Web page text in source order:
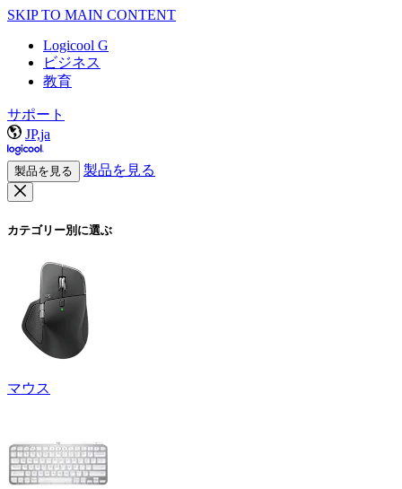
SKIP TO MAIN CONTENT
Logicool G
ビジネス
教育
サポート
JP,ja
製品を見る 製品を見る
カテゴリー別に選ぶ
マウス